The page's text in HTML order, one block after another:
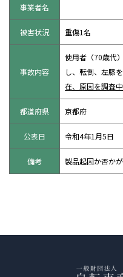
事業者名
被害状況 重傷1名
事故内容
使用者（70歳代
し、転倒、左膝
在、原因を調査中
都道府県 京都府
公表日 令和4年1月5日
備考 製品起因か否か